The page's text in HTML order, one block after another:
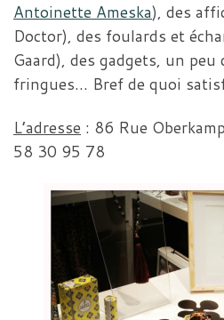
Antoinette Ameska), des
Doctor), des foulards et
Gaard), des gadgets, un peu
fringues… Bref de quoi
L’adresse : 86 Rue
58 30 95 78